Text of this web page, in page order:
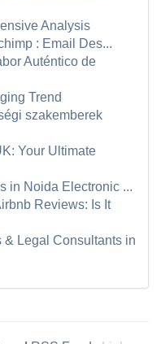
Analysis
: Email Des...
Auténtico de
Trend
szakemberek
Your Ultimate
in Noida Electronic ...
Reviews: Is It
Legal Consultants in